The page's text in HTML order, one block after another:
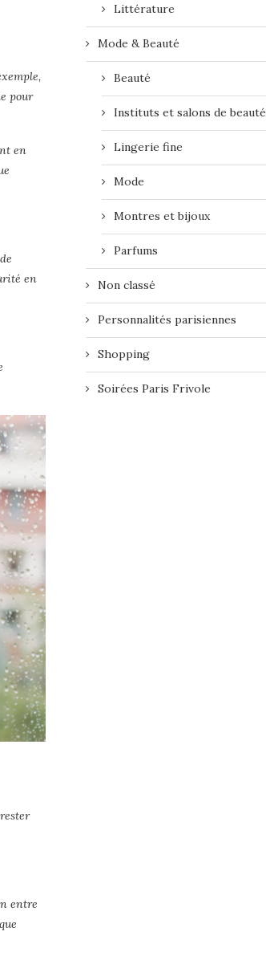
pour
en
en
entre
Littérature
Mode & Beauté
Beauté
Instituts et salons de beauté
Lingerie fine
Mode
Montres et bijoux
Parfums
Non classé
Personnalités parisiennes
Shopping
Soirées Paris Frivole